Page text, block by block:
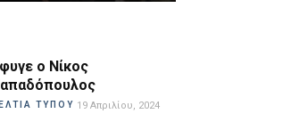
ο Νίκος
ΤΥΠΟΥ 19 Απριλίου, 2024